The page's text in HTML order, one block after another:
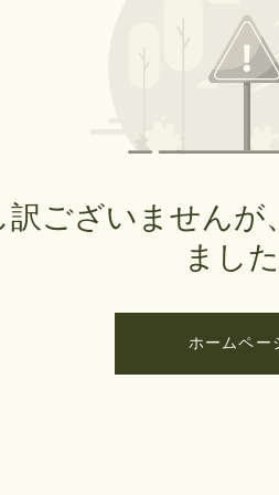
訳ございませんが
ました
ホームペー